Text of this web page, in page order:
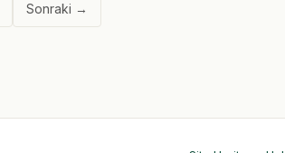
Sonraki →